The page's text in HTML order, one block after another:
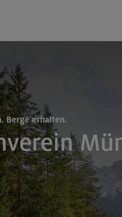
Berge erhalten.